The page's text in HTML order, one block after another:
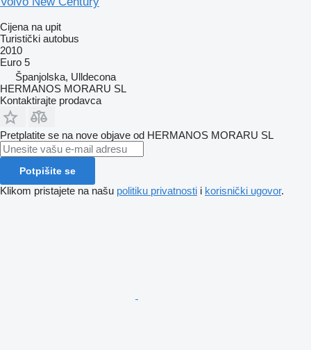
Cijena na upit
Turistički autobus
2010
Euro 5
Španjolska, Ulldecona
HERMANOS MORARU SL
Kontaktirajte prodavca
Pretplatite se na nove objave od HERMANOS MORARU SL
Potpišite se
Klikom pristajete na našu politiku privatnosti i korisnički ugovor.